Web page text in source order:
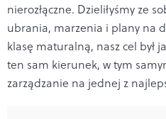
nierozłączne. Dzieliłyśmy ze
ubrania, marzenia i plany na
klasę maturalną, nasz cel był
ten sam kierunek, w tym
zarządzanie na jednej z